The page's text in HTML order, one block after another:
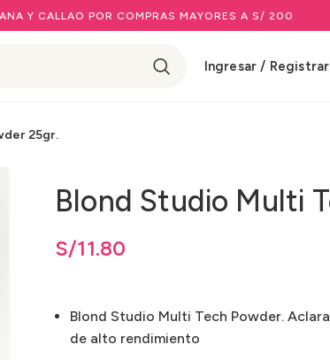
Y CALLAO POR COMPRAS MAYORES A S/ 200
Ingresar /
25gr.
Blond Studio Multi
S/11.80
Blond Studio Multi Tech Powder.
de alto rendimiento